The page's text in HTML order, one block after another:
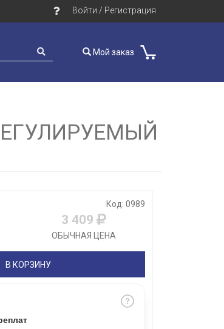
Войти / Регистрация
Мой заказ
Код: 0989
3 409
ОБЫЧНАЯ ЦЕНА
В КОРЗИНУ